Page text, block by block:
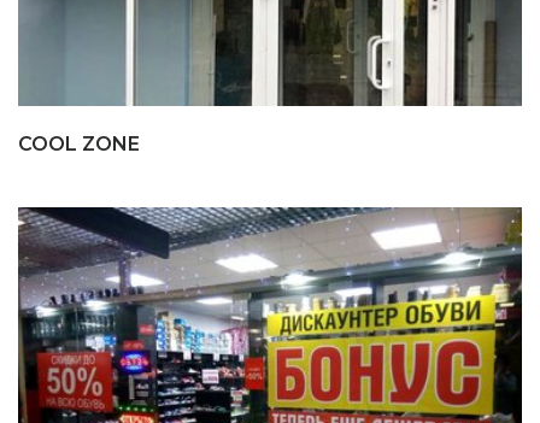
COOL ZONE